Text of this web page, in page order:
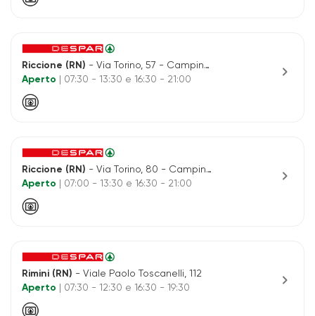
Riccione (RN) - Via Torino, 57 - Camping Romagna
Aperto
| 07:30 - 13:30 e 16:30 - 21:00 chevron_right
Riccione (RN) - Via Torino, 80 - Camping International
Aperto
| 07:00 - 13:30 e 16:30 - 21:00 chevron_right
Rimini (RN) - Viale Paolo Toscanelli, 112
Aperto
| 07:30 - 12:30 e 16:30 - 19:30 chevron_right